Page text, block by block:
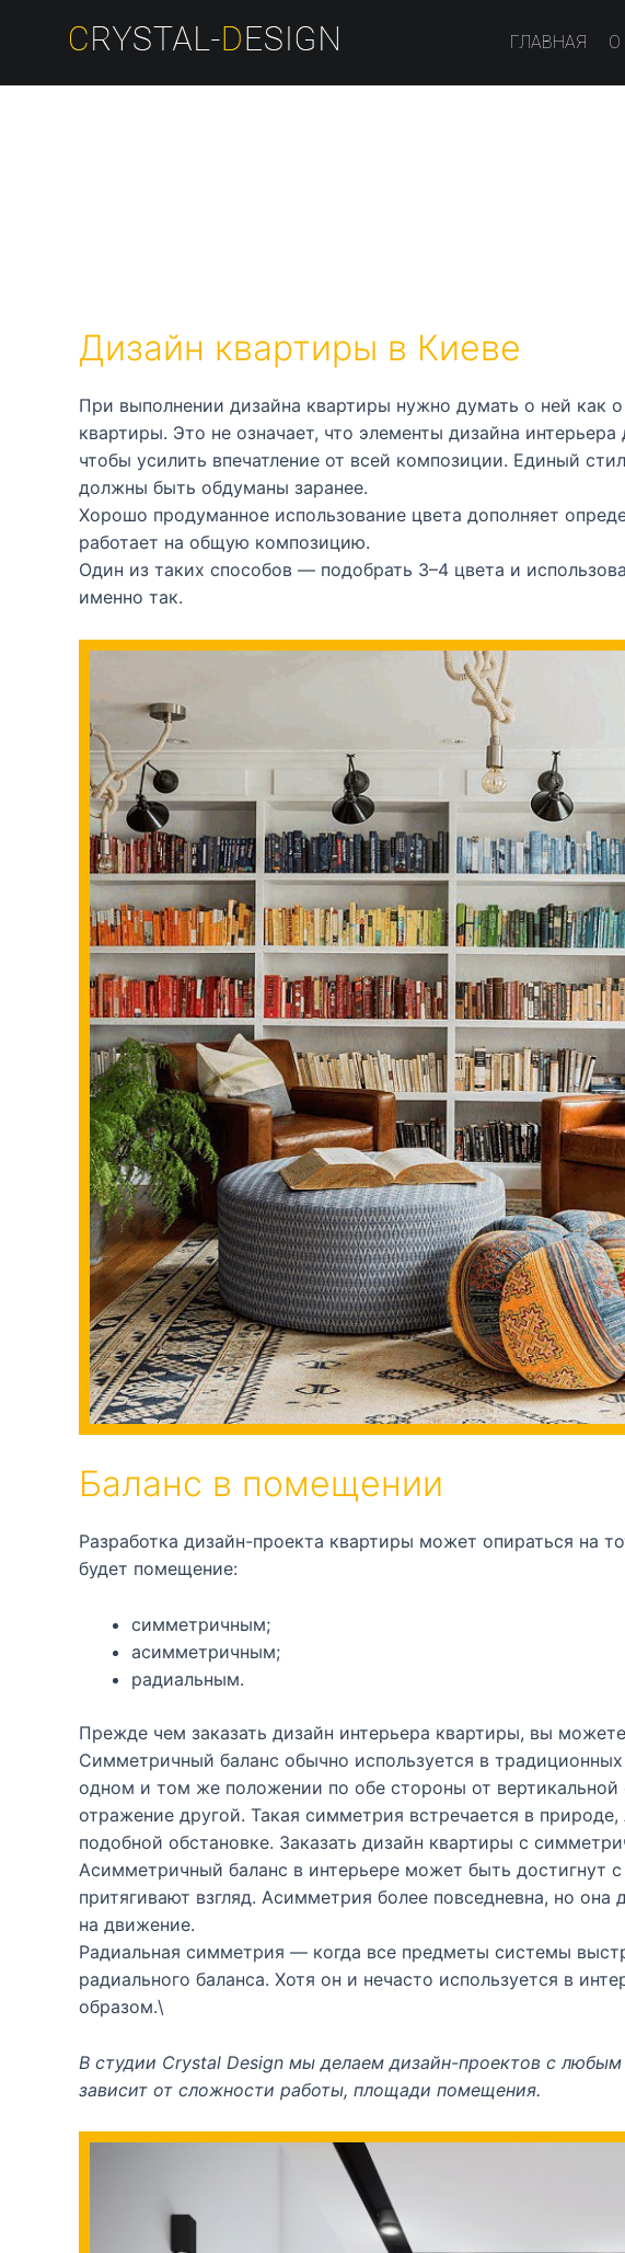
ГЛАВНАЯ О
Дизайн квартиры в Киеве
При выполнении дизайна квартиры нужно думать о ней как
квартиры. Это не означает, что элементы дизайна
чтобы усилить впечатление от всей композиции. Единый
должны быть обдуманы заранее.
Хорошо продуманное использование цвета дополняет
работает на общую композицию.
Один из таких способов — подобрать 3–4 цвета и
именно так.
Баланс в помещении
Разработка дизайн-проекта квартиры может опираться на
будет помещение:
симметричным;
асимметричным;
радиальным.
Прежде чем заказать дизайн интерьера квартиры, вы
Симметричный баланс обычно используется в
одном и том же положении по обе стороны от
отражение другой. Такая симметрия встречается в
подобной обстановке. Заказать дизайн квартиры с
Асимметричный баланс в интерьере может быть
притягивают взгляд. Асимметрия более повседневна, но
на движение.
Радиальная симметрия — когда все предметы системы
радиального баланса. Хотя он и нечасто используется в
образом.\
В студии Crystal Design мы делаем дизайн-проектов с
зависит от сложности работы, площади помещения.